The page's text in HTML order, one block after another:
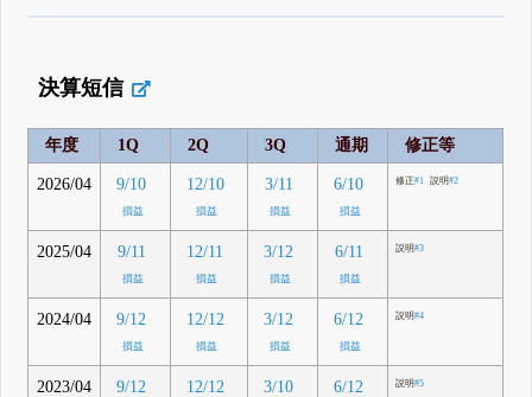
登録すると永久30%OFFと米株版の先行利用も付きます
決算短信
年度 1Q 2Q 3Q 通期 修正等
2026/04 9/10
損益
12/10
損益
3/11
損益
6/10
損益
修正#1 説明#2
2025/04 9/11
損益
12/11
損益
3/12
損益
6/11
損益
説明#3
2024/04 9/12
損益
12/12
損益
3/12
損益
6/12
損益
説明#4
2023/04 9/12 12/12 3/10 6/12 説明#5